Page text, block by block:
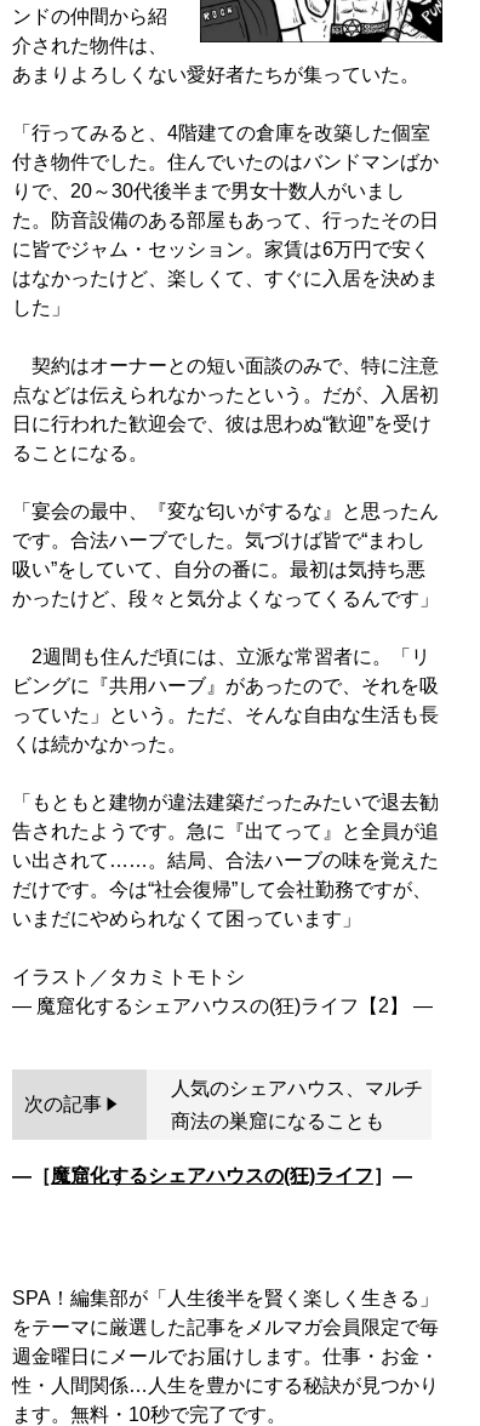
ンドの仲間から紹
介された物件は、
あまりよろしくない愛好者たちが集っていた。
「行ってみると、4階建ての倉庫を改築した個室
付き物件でした。住んでいたのはバンドマンばか
りで、20～30代後半まで男女十数人がいまし
た。防音設備のある部屋もあって、行ったその日
に皆でジャム・セッション。家賃は6万円で安く
はなかったけど、楽しくて、すぐに入居を決めま
した」
契約はオーナーとの短い面談のみで、特に注意
点などは伝えられなかったという。だが、入居初
日に行われた歓迎会で、彼は思わぬ“歓迎”を受け
ることになる。
「宴会の最中、『変な匂いがするな』と思ったん
です。合法ハーブでした。気づけば皆で“まわし
吸い”をしていて、自分の番に。最初は気持ち悪
かったけど、段々と気分よくなってくるんです」
2週間も住んだ頃には、立派な常習者に。「リ
ビングに『共用ハーブ』があったので、それを吸
っていた」という。ただ、そんな自由な生活も長
くは続かなかった。
「もともと建物が違法建築だったみたいで退去勧
告されたようです。急に『出てって』と全員が追
い出されて……。結局、合法ハーブの味を覚えた
だけです。今は“社会復帰”して会社勤務ですが、
いまだにやめられなくて困っています」
イラスト／タカミトモトシ
次の記事
人気のシェアハウス、マルチ
商法の巣窟になることも
―［魔窟化するシェアハウスの(狂)ライフ］―
SPA！編集部が「人生後半を賢く楽しく生きる」
をテーマに厳選した記事をメルマガ会員限定で毎
週金曜日にメールでお届けします。仕事・お金・
性・人間関係…人生を豊かにする秘訣が見つかり
ます。無料・10秒で完了です。